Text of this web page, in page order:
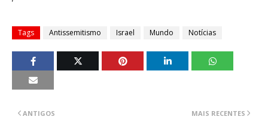
Tags Antissemitismo Israel Mundo Notícias
MAIS RECENTES
ANTIGOS